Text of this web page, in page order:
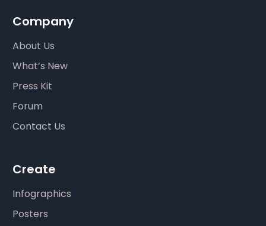
Company
About Us
What’s New
Press Kit
Forum
Contact Us
Create
Infographics
Posters